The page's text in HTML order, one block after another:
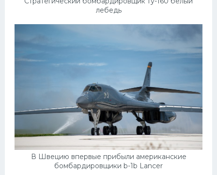
лебедь
В Швецию впервые прибыли американские
бомбардировщики b-1b Lancer